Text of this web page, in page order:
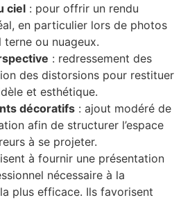
ciel : pour offrir un rendu
en particulier lors de photos
terne ou nuageux.
: redressement des
des distorsions pour restituer
et esthétique.
décoratifs : ajout modéré de
afin de structurer l’espace
à se projeter.
à fournir une présentation
nécessaire à la
plus efficace. Ils favorisent